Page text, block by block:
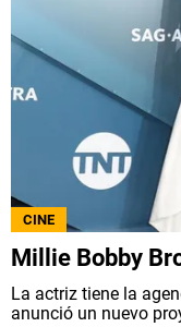
CINE
Millie Bobby
La actriz tiene la
anunció un nuevo